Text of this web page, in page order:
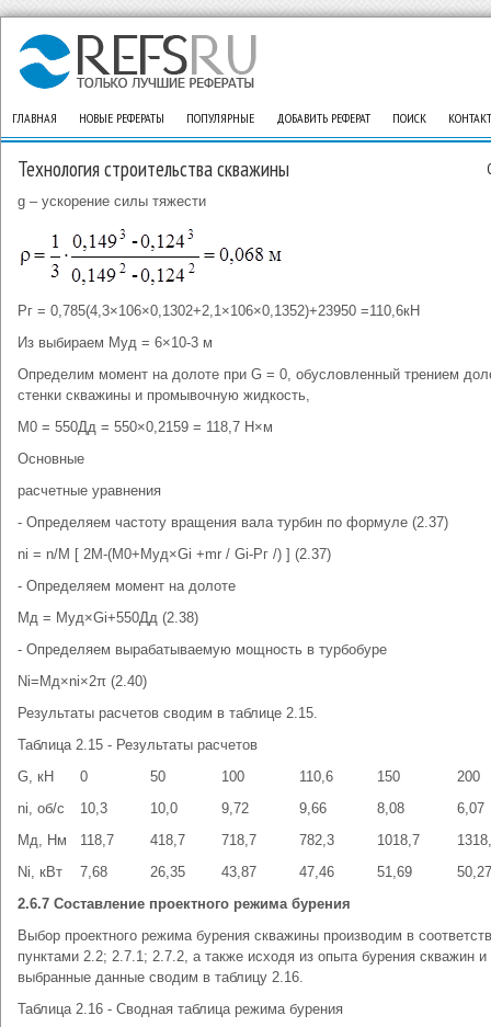
ГЛАВНАЯ НОВЫЕ РЕФЕРАТЫ ПОПУЛЯРНЫЕ ДОБАВИТЬ РЕФЕРАТ ПОИСК
Технология строительства скважины
g – ускорение силы тяжести
Рг = 0,785(4,3×106×0,1302+2,1×106×0,1352)+23950 =110,6кН
Из выбираем Муд = 6×10-3 м
Определим момент на долоте при G = 0, обусловленный трением
стенки скважины и промывочную жидкость,
М0 = 550Дд = 550×0,2159 = 118,7 Н×м
Основные
расчетные уравнения
- Определяем частоту вращения вала турбин по формуле (2.37)
ni = n/М [ 2M-(M0+Mуд×Gi +mr / Gi-Pг /) ] (2.37)
- Определяем момент на долоте
Мд = Муд×Gi+550Дд (2.38)
- Определяем вырабатываемую мощность в турбобуре
Ni=Mд×ni×2π (2.40)
Результаты расчетов сводим в таблице 2.15.
Таблица 2.15 - Результаты расчетов
G, кН
0 50 100 110,6 150
200
ni, об/с
10,3 10,0 9,72 9,66 8,08
6,07
Мд, Нм
118,7 418,7 718,7 782,3 1018,7
Ni, кВт
7,68 26,35 43,87 47,46 51,69
50,27
2.6.7 Составление проектного режима бурения
Выбор проектного режима бурения скважины производим в
пунктами 2.2; 2.7.1; 2.7.2, а также исходя из опыта бурения скважин и
выбранные данные сводим в таблицу 2.16.
Таблица 2.16 - Сводная таблица режима бурения